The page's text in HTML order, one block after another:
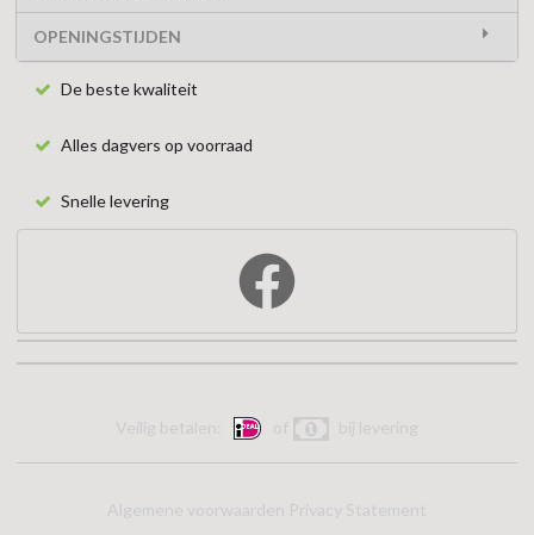
OPENINGSTIJDEN
De beste kwaliteit
Alles dagvers op voorraad
Snelle levering
Veilig betalen: of bij levering
Algemene voorwaarden Privacy Statement